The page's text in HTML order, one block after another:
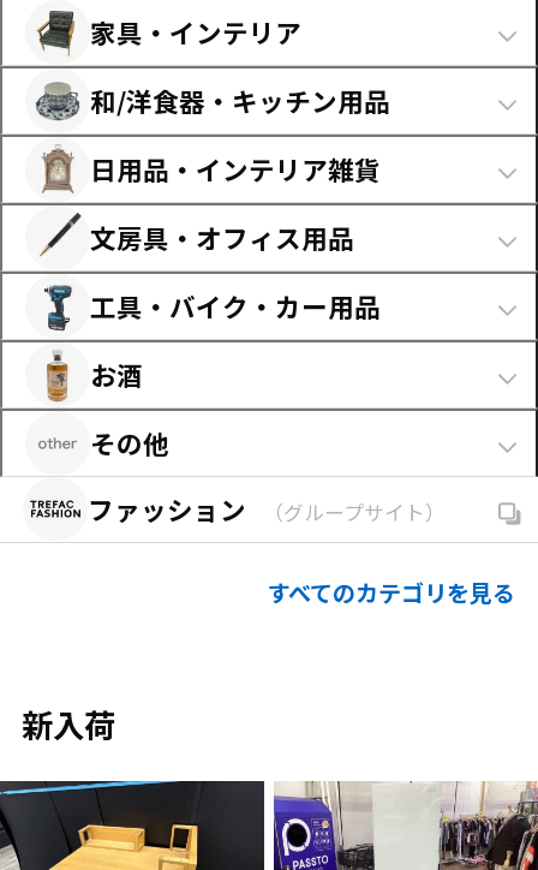
その他のスポーツ用品（383）
すべてのスポーツ用品を見る（7,943）
トイガン （0）
トレーディングカード（1,158）
特撮・ヒーロー（1,375）
ぬいぐるみ・ガールズトイ（2,400）
ボードゲーム・知育玩具 （383）
その他のおもちゃ（540）
すべてのホビー・おもちゃを見る（18,725）
スネア・タム・打楽器（29）
キーボード・シンセサイザー
民族楽器・和楽器 （3）
DJ機器・ミキサー類（42）
DTM機器・宅録機材（34）
マイク・PA・スピーカー（84）
その他の楽器・周辺機器（59）
すべての楽器・機材を見る
（2,717）
タブレット・通信端末（564）
PC本体・PC周辺機器（713）
テレビ・プロジェクター・レコーダー
その他のデジタル家電・周辺機器（174）
すべてのデジタル機器を見る（7,068）
本・書籍・コミック（18）
PCソフト・PCゲーム（10）
その他メディア類 （91）
すべてのゲーム・本・DVD類を見る（3,624）
冷蔵庫・洗濯機（552）
キッチン家電（356）
生活家電（216）
理美容家電（827）
空調・季節家電 （170）
照明器具・デスクライト（142）
その他の家電製品（52）
すべての家電製品を見る （2,315）
家具・インテリア
チェア・イス（1,081）
ソファー・オットマン（530）
ダイニングセット・テーブル（198）
デスク・リビングテーブル（266）
食器棚・キッチンボード（250）
テレビ台・サイドボード（122）
チェスト・ワードローブ（110）
キャビネット・本棚
ベッド・マットレス（6）
カーテン・カーペット・ラグ
ガーデン用品（10）
その他の収納用品・家具（99）
和/洋食器・キッチン用品
和食器（1,156）
洋食器（4,982）
箸・スプーン・フォーク類 （85）
鍋・フライパン類（528）
調理器具（119）
その他キッチンツール・雑貨（220）
すべての和/洋食器・キッチン用品を見る
（7,090
日用品・インテリア雑貨
日用品・日用雑貨（298）
インテリア置物・アート作品（1,264）
置時計・掛時計（149）
傘・日傘（45）
コスメ・美容系雑貨
ホームウェア・ファブリック（188）
（262）
ベビー用品・雑貨（10）
その他の生活雑貨（94）
すべての日用品・インテリア雑貨を見る（3,163）
文房具・オフィス用品
文房具（531）
事務用品・消耗品（33）
すべての文房具・オフィス用品を見る
工具・バイク・カー用品
電動工具（59）
工具・器具・作業ウェア（58）
ヘルメット・ライダーウェア
ドライブレコーダー・車内用品（7）
カーパーツ・バイク部品類（6）
その他のカー・バイク用品（31）
お酒
ウィスキー （1,079）
ブランデー（265）
ワイン（1）
清酒・日本酒（1）
その他お酒類
すべてのお酒を見る
その他
区分なし
（149）
すべてのその他を見る（149）
ファッション （グループサイト）
すべてのカテゴリを見る
新入荷